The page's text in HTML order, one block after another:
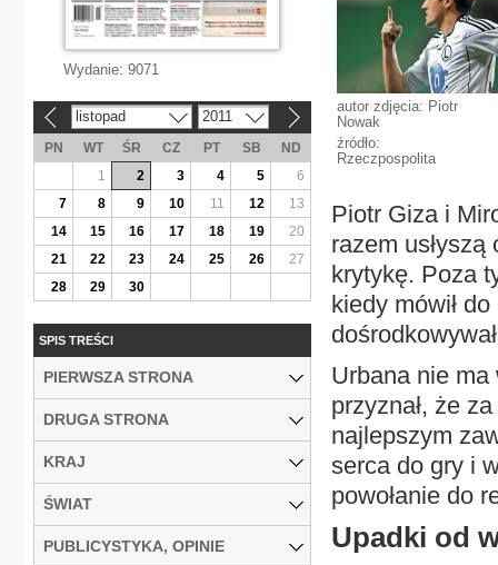
autor zdjęcia: Piotr
Nowak
źródło:
Rzeczpospolita
Piotr Giza i
razem
krytykę. Poza
kiedy mówił
Urbana nie ma
przyznał, że
najlepszym
serca do gry i
powołanie do
Upadki od
Wydanie: 9071
listopad 2011
PN WT ŚR CZ PT SB
ND
1
2 3 4 5
6
7
8 9 10 11 12
13
14
15 16 17 18 19
20
21
22 23 24 25 26
27
28
29 30
SPIS TREŚCI
PIERWSZA STRONA
DRUGA STRONA
KRAJ
ŚWIAT
PUBLICYSTYKA, OPINIE